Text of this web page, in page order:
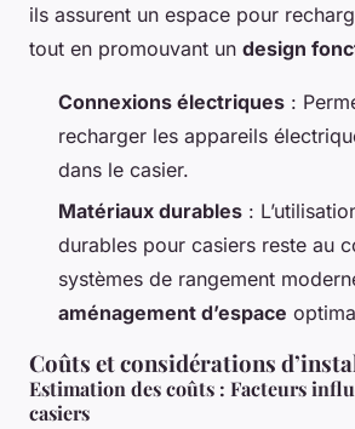
ils assurent un espace pour
tout en promouvant un design
Connexions électriques :
recharger les appareils
dans le casier.
Matériaux durables :
durables pour casiers reste au
systèmes de rangement
aménagement d’espace
Coûts et considérations
Estimation des coûts : Facteurs
casiers